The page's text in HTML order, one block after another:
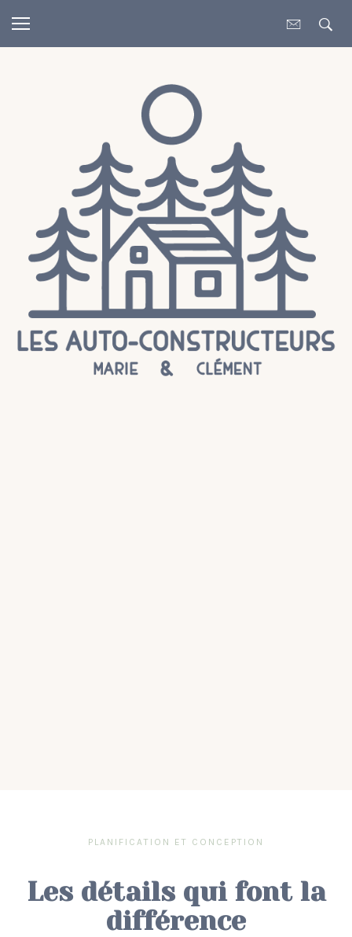
PLANIFICATION ET CONCEPTION
Les détails qui font la
différence